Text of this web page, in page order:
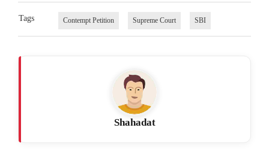
Tags Contempt Petition Supreme Court SBI
Shahadat